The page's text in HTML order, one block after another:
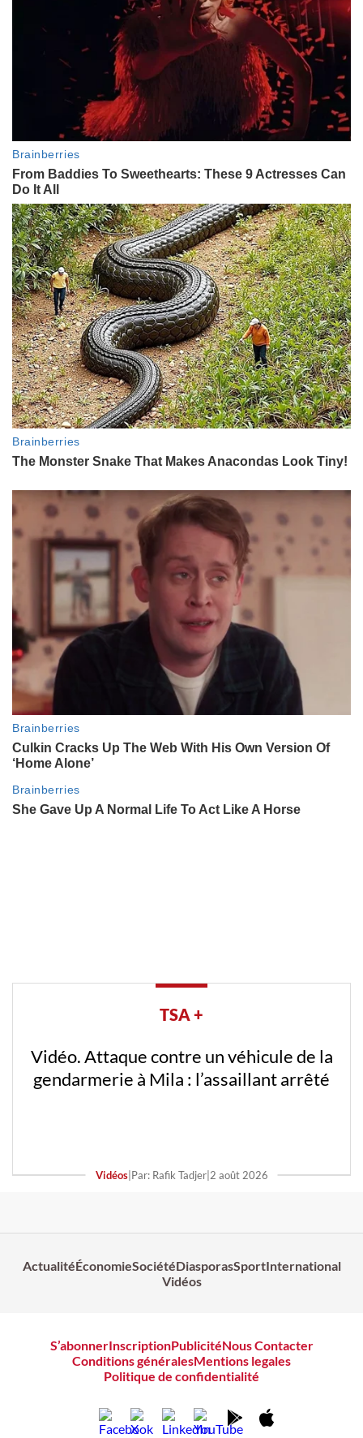
TSA +
Vidéo. Attaque contre un véhicule de la
gendarmerie à Mila : l’assaillant arrêté
Vidéos| Par: Rafik Tadjer| 2 août 2026
ActualitéÉconomieSociétéDiasporasSportInternational
Vidéos
S’abonnerInscriptionPublicitéNous Contacter
Conditions généralesMentions legales
Politique de confidentialité